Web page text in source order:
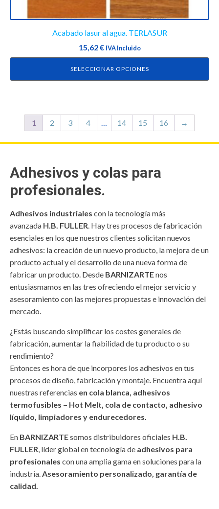
Acabado lasur al agua. TERLASUR
15,62€ IVA Incluido
SELECCIONAR OPCIONES
1 2 3 4 14 15 16 →
Adhesivos y colas para
profesionales.
Adhesivos industriales con la tecnología más
avanzada H.B. FULLER . Hay tres procesos de fabricación
esenciales en los que nuestros clientes solicitan nuevos
adhesivos: la creación de un nuevo producto, la mejora de un
producto actual y el desarrollo de una nueva forma de
fabricar un producto. Desde BARNIZARTEnos
entusiasmamos en las tres ofreciendo el mejor servicio y
asesoramiento con las mejores propuestas e innovación del
mercado.
¿Estás buscando simplificar los costes generales de
fabricación, aumentar la fiabilidad de tu producto o su
rendimiento?
Entonces es hora de que incorpores los adhesivos en tus
procesos de diseño, fabricación y montaje. Encuentra aquí
nuestras referencias en cola blanca, adhesivos
termofusibles – Hot Melt, cola de contacto, adhesivo
líquido, limpiadores y endurecedores.
En BARNIZARTEsomos distribuidores oficiales H.B.
FULLER , líder global en tecnología de adhesivos para
profesionales con una amplia gama en soluciones para la
industria. Asesoramiento personalizado, garantía de
calidad.